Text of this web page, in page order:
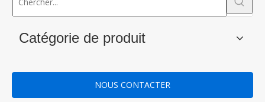
Catégorie de produit
NOUS CONTACTER